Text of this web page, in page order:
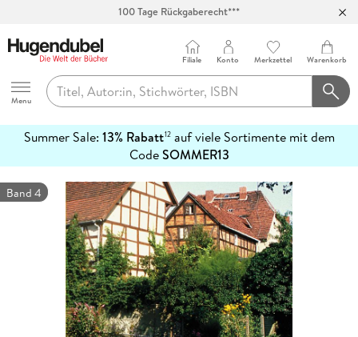
100 Tage Rückgaberecht***
Hugendubel
Menu
Filiale Konto Merkzettel Warenkorb
Summer Sale: 13% Rabatt12auf viele Sortimente mit dem
CodeSOMMER13
erfahren
Band 4